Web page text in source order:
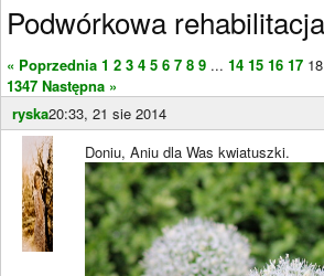
Podwórkowa rehabilitacja
« Poprzednia 1 2 3 4 5 6 7 8 9 ... 14 15 16 17 18
1347 Następna »
ryska20:33, 21 sie 2014
Doniu, Aniu dla Was kwiatuszki.